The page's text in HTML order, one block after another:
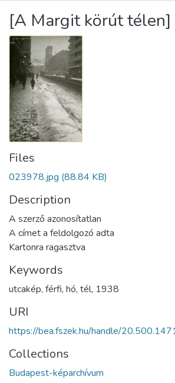
Statistics
About us
[A Margit körút télen]
Files
023978.jpg (88.84 KB)
Description
A szerző azonosítatlan
A címet a feldolgozó adta
Kartonra ragasztva
Keywords
utcakép, férfi, hó, tél, 1938
URI
https://bea.fszek.hu/handle/
Collections
Budapest-képarchívum